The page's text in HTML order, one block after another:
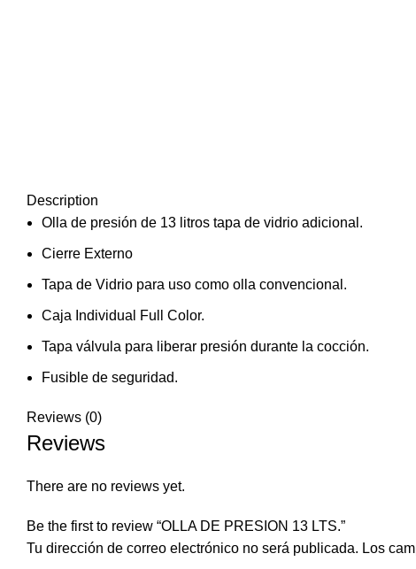
Description
Ol la de presión de 13 litros tapa de vidrio adicional.
Cierre Externo
Tapa de Vidrio para uso como olla convencional.
Caja Individual Full Color.
Tapa válvula para liberar presión durante la cocción.
Fusible de seguridad.
Reviews (0)
Reviews
There are no reviews yet.
Be the first to review “OLLA DE PRESION 13 LTS.”
Tu dirección de correo electrónico no será publicada. Los